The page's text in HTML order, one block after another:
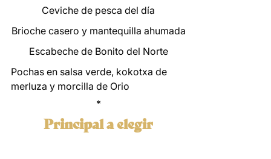
Ceviche de pesca del día
Brioche casero y mantequilla ahumada
Escabeche de Bonito del Norte
Pochas en salsa verde, kokotxa de
merluza y morcilla de Orio
*
Principal a elegir